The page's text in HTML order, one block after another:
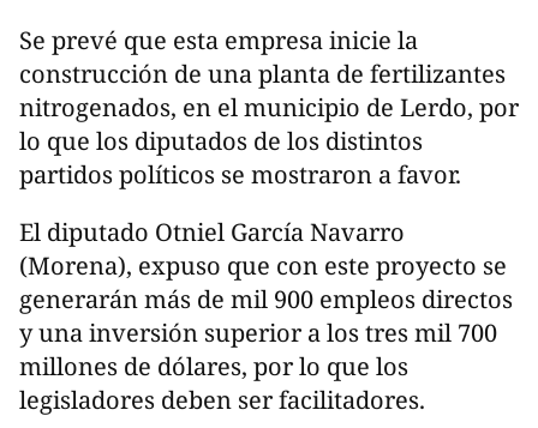
Se prevé que esta empresa inicie la
construcción de una planta de fertilizantes
nitrogenados, en el municipio de Lerdo, por
lo que los diputados de los distintos
partidos políticos se mostraron a favor.
El diputado Otniel García Navarro
(Morena), expuso que con este proyecto se
generarán más de mil 900 empleos directos
y una inversión superior a los tres mil 700
millones de dólares, por lo que los
legisladores deben ser facilitadores.